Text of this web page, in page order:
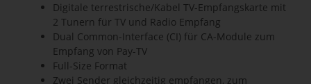
Digitale terrestrische/Kabel TV-Empfangskarte mit
2 Tunern für TV und Radio Empfang
Dual Common-Interface (CI) für CA-Module zum
Empfang von Pay-TV
Full-Size Format
Zwei Sender gleichzeitig empfangen, zum